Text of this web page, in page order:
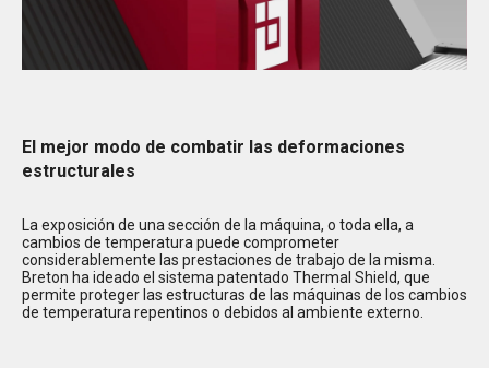
El mejor modo de combatir las deformaciones
estructurales
La exposición de una sección de la máquina, o toda ella, a
cambios de temperatura puede comprometer
considerablemente las prestaciones de trabajo de la misma.
Breton ha ideado el sistema patentado Thermal Shield, que
permite proteger las estructuras de las máquinas de los cambios
de temperatura repentinos o debidos al ambiente externo.